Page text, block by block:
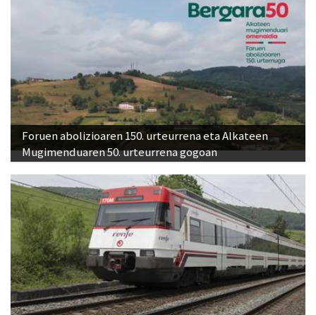
Foruen abolizioaren 150. urteurrena eta Alkateen
Mugimenduaren 50. urteurrena gogoan